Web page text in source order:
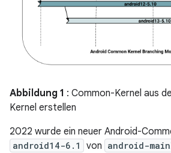
Abbildung 1 : Common-Kernel aus
Kernel erstellen
2022 wurde ein neuer Android-
android14-6.1 von android-